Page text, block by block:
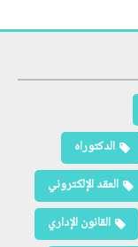
الدكتوراه
العقد الإلكتروني
القانون الإداري